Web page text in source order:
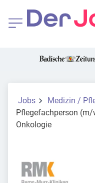
Jobs
Medizin /
Pflegefachperson
Onkologie